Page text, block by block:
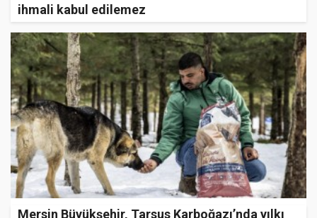
ihmali kabul edilemez
Mersin Büyükşehir, Tarsus Karboğazı’nda yılkı